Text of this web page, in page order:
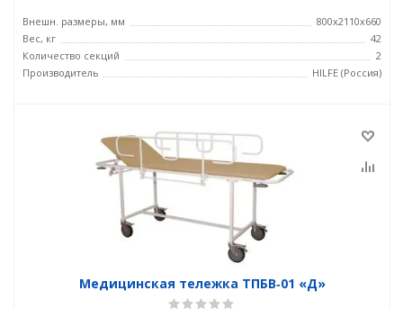
Внешн. размеры, мм
800x2110x660
Вес, кг
42
Количество секций
2
Производитель
HILFE (Россия)
Медицинская тележка ТПБВ‑01 «Д»